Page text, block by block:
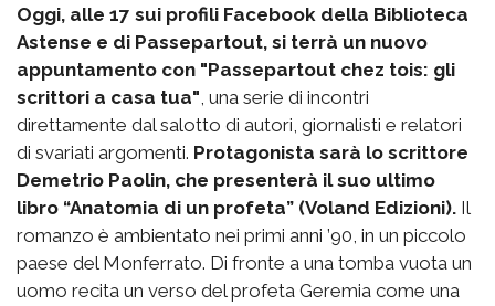
Oggi, alle 17 sui profili Facebook della Biblioteca
Astense e di Passepartout, si terrà un nuovo
appuntamento con "Passepartout chez tois: gli
scrittori a casa tua", una serie di incontri
direttamente dal salotto di autori, giornalisti e relatori
di svariati argomenti. Protagonista sarà lo scrittore
Demetrio Paolin, che presenterà il suo ultimo
libro “Anatomia di un profeta” (Voland Edizioni). Il
romanzo è ambientato nei primi anni ’90, in un piccolo
paese del Monferrato. Di fronte a una tomba vuota un
uomo recita un verso del profeta Geremia come una